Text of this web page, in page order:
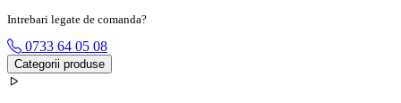
Intrebari legate de comanda?
0733 64 05 08
Categorii produse